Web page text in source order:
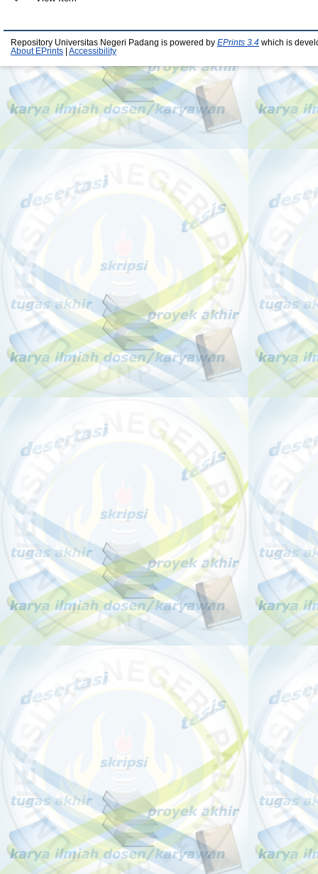
Repository Universitas Negeri Padang is powered by EPrints 3.4 which is
About EPrints
Accessibility